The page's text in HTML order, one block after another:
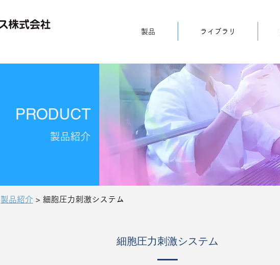
製品 ライブラリ
PRODUCT
製品紹介
製品紹介 > 細胞圧力刺激システム
細胞圧力刺激システム